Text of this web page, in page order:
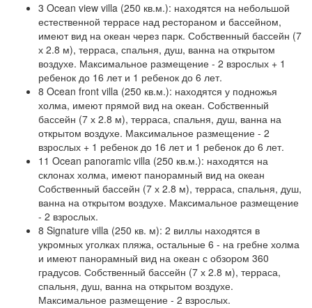
3 Ocean view villa (250 кв.м.): находятся на небольшой
естественной террасе над рестораном и бассейном,
имеют вид на океан через парк. Собственный бассейн (7
х 2.8 м), терраса, спальня, душ, ванна на открытом
воздухе. Максимальное размещение - 2 взрослых + 1
ребенок до 16 лет и 1 ребенок до 6 лет.
8 Ocean front villa (250 кв.м.): находятся у подножья
холма, имеют прямой вид на океан. Собственный
бассейн (7 х 2.8 м), терраса, спальня, душ, ванна на
открытом воздухе. Максимальное размещение - 2
взрослых + 1 ребенок до 16 лет и 1 ребенок до 6 лет.
11 Ocean panoramic villa (250 кв.м.): находятся на
склонах холма, имеют панорамный вид на океан
Собственный бассейн (7 х 2.8 м), терраса, спальня, душ,
ванна на открытом воздухе. Максимальное размещение
- 2 взрослых.
8 Signature villa (250 кв. м): 2 виллы находятся в
укромных уголках пляжа, остальные 6 - на гребне холма
и имеют панорамный вид на океан с обзором 360
градусов. Собственный бассейн (7 х 2.8 м), терраса,
спальня, душ, ванна на открытом воздухе.
Максимальное размещение - 2 взрослых.